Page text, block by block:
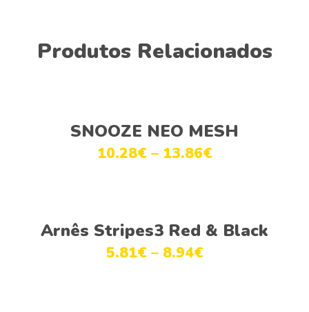
Produtos Relacionados
Ver opções
SNOOZE NEO MESH
10.28€ – 13.86€
Ver opções
Arnês Stripes3 Red & Black
5.81€ – 8.94€